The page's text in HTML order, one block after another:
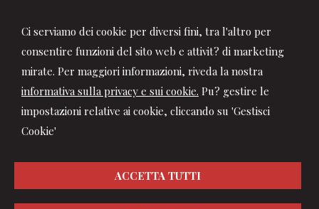
Ci serviamo dei cookie per diversi fini, tra l'altro per
consentire funzioni del sito web e attivit? di marketing
mirate. Per maggiori informazioni, riveda la nostra
informativa sulla privacy e sui cookie. Pu? gestire le
impostazioni relative ai cookie, cliccando su 'Gestisci
Cookie'
ACCETTA TUTTI